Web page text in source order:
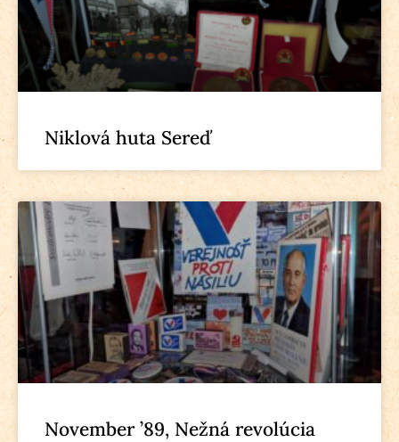
Niklová huta Sereď
November ’89, Nežná revolúcia